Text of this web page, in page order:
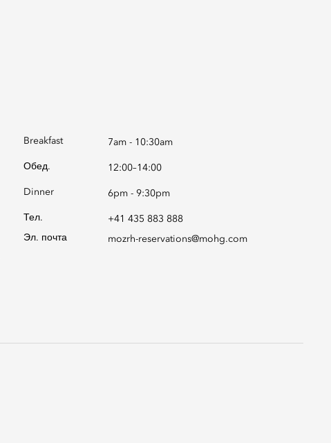
Breakfast 7am - 10:30am
Обед. 12:00–14:00
Dinner 6pm - 9:30pm
Тел.
+41 435 883 888
Эл. почта
mozrh-reservations@mohg.com